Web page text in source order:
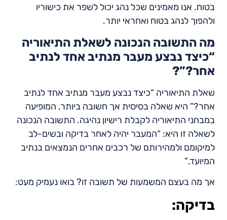
בטוח. אנו מאמינים שכל נהג יכול לשפר את כישוריו
ולהפוך לנהג בטוח ואחראי יותר.
מה התשובה הנכונה לשאלת התיאוריה
“כיצד נבצע מעבר מנתיב אחד לנתיב
אחר?”?
שאלת התיאוריה “כיצד נבצע מעבר מנתיב אחד לנתיב
אחר?” היא שאלה בסיסית אך חשובה ביותר, המופיעה
במבחני התיאוריה לקבלת רישיון נהיגה. התשובה הנכונה
לשאלה זו היא: “המעבר יהיה לאחר בדיקה ובשים-לב
למיקומם ולמהירותם של רכבים אחרים הנמצאים בנתיב
המיועד.”
אך מה בעצם המשמעות של תשובה זו? בואו נעמיק מעט:
בדיקה: